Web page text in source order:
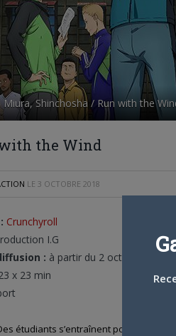
Shinchosha / Run with the
the Wind
LE 3 OCTOBRE 2018
Crunchyroll
I.G
: à partir du 2 octobre puis
x 23 min
étudiants s’entraînent pour